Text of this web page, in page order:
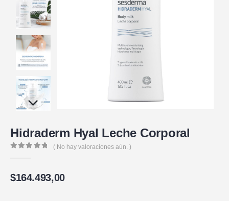
Hidraderm Hyal Leche Corporal
( No hay valoraciones aún. )
$164.493,00